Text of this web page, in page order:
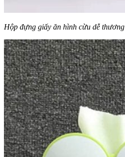
Hộp đựng giấy ăn hình cừu dễ thương